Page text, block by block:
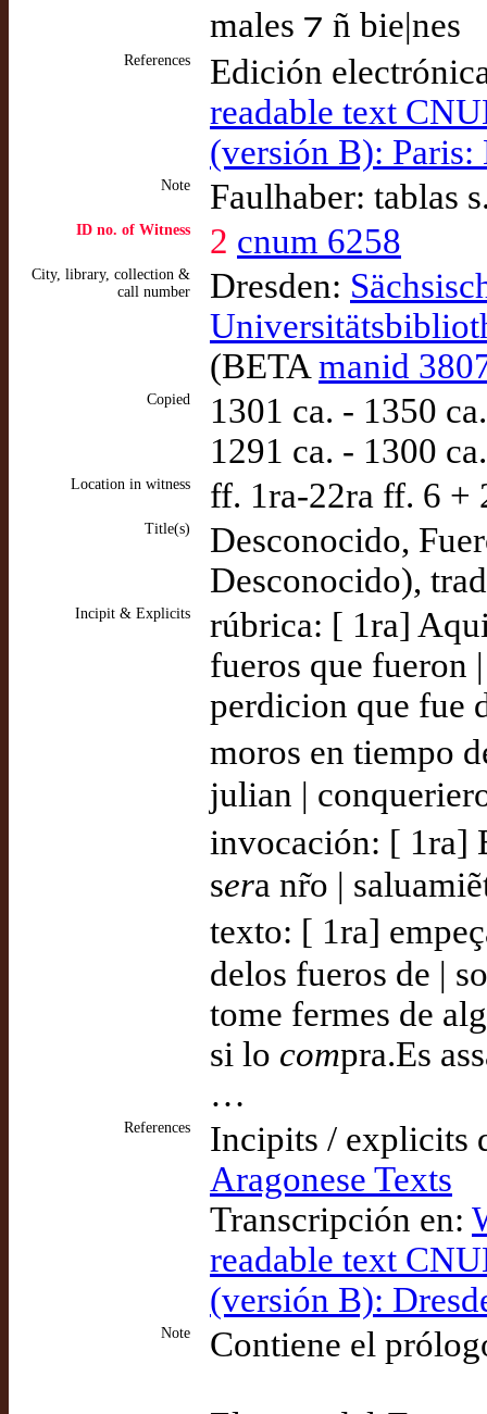
males ⁊ ñ bie|nes
References
Edición
readable text
(versión B): Paris:
Note Faulhaber: tablas
ID no. of Witness 2 cnum 6258
City, library, collection &
call number
Dresden:
(BETA manid
Copied
1301 ca. - 1350
1291 ca. - 1300
Location in witness ff. 1ra-22ra ff. 6 +
Title(s)
Desconocido,
Desconocido),
Incipit & Explicits
rúbrica: [ 1ra]
fueros que fueron
perdicion que fue
moros en tiempo
julian |
invocación: [ 1ra]
sera nr̃o |
texto: [ 1ra]
delos fueros de |
tome fermes de
si lo compra.Es
…
References
Incipits / explicits
Aragonese Texts
Transcripción en:
readable text
(versión B):
Note Contiene el